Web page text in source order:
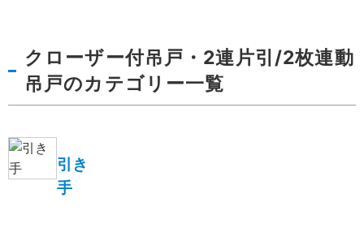
クローザー付吊戸・2連片引/2枚連動
吊戸のカテゴリー一覧
引き
手